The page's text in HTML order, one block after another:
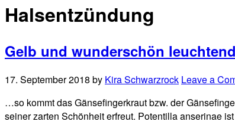
Halsentzündung
Gelb und wunderschön
17. September 2018 by Kira Schwarzrock Leave a
…so kommt das Gänsefingerkraut bzw. der
seiner zarten Schönheit erfreut. Potentilla anserinae